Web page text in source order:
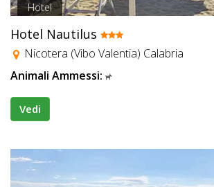
Hotel
Hotel Nautilus
Nicotera (Vibo Valentia) Calabria
Animali Ammessi:
Vedi